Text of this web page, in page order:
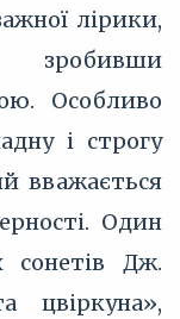
лірики,
зробивши
Особливо
і строгу
вважається
Один
сонетів Дж.